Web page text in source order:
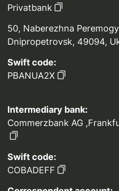
Privatbank
50, Naberezhna
Dnipropetrovsk, 49094,
Swift code:
PBANUA2X
Intermediary bank:
Commerzbank AG
Swift code:
COBADEFF